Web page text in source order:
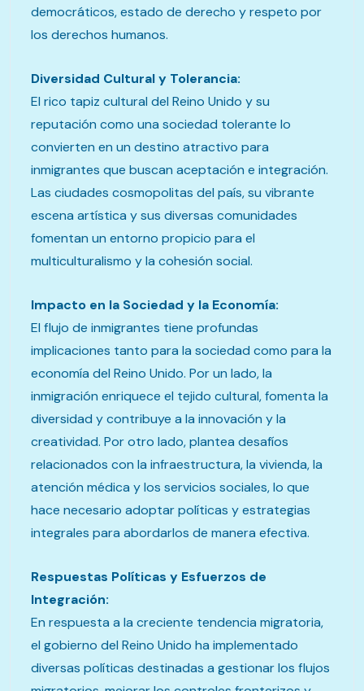
democráticos, estado de derecho y respeto por
los derechos humanos.
Diversidad Cultural y Tolerancia:
El rico tapiz cultural del Reino Unido y su
reputación como una sociedad tolerante lo
convierten en un destino atractivo para
inmigrantes que buscan aceptación e integración.
Las ciudades cosmopolitas del país, su vibrante
escena artística y sus diversas comunidades
fomentan un entorno propicio para el
multiculturalismo y la cohesión social.
Impacto en la Sociedad y la Economía:
El flujo de inmigrantes tiene profundas
implicaciones tanto para la sociedad como para la
economía del Reino Unido. Por un lado, la
inmigración enriquece el tejido cultural, fomenta la
diversidad y contribuye a la innovación y la
creatividad. Por otro lado, plantea desafíos
relacionados con la infraestructura, la vivienda, la
atención médica y los servicios sociales, lo que
hace necesario adoptar políticas y estrategias
integrales para abordarlos de manera efectiva.
Respuestas Políticas y Esfuerzos de
Integración:
En respuesta a la creciente tendencia migratoria,
el gobierno del Reino Unido ha implementado
diversas políticas destinadas a gestionar los flujos